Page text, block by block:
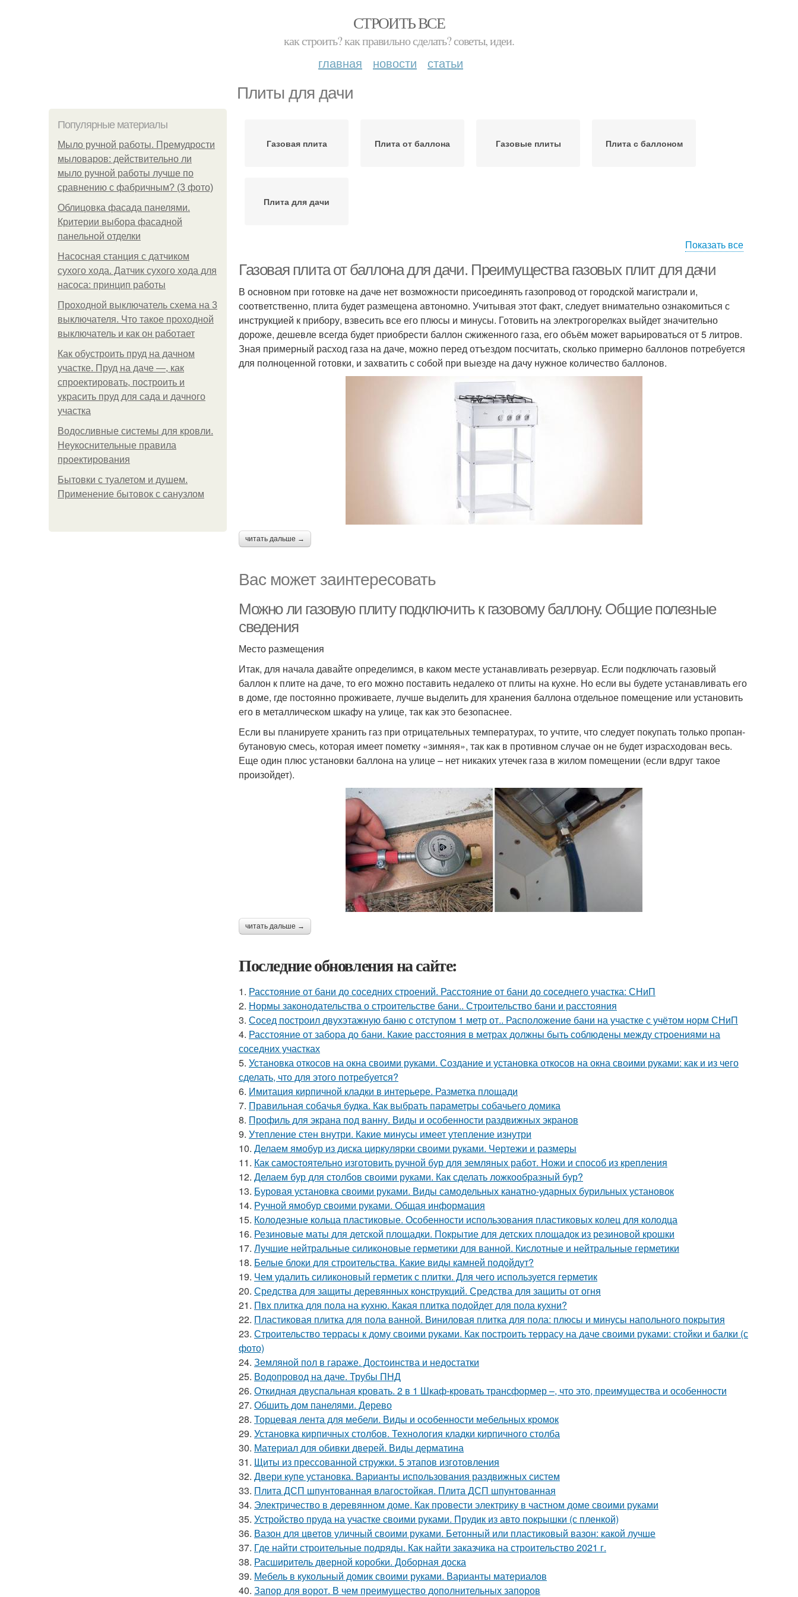
СТРОИТЬ ВСЕ
как строить? как правильно сделать? советы, идеи.
главная новости статьи
Плиты для дачи
Популярные материалы
Мыло ручной работы. Премудрости
мыловаров: действительно ли
мыло ручной работы лучше по
сравнению с фабричным? (3 фото)
Облицовка фасада панелями.
Критерии выбора фасадной
панельной отделки
Насосная станция с датчиком
сухого хода. Датчик сухого хода для
насоса: принцип работы
Проходной выключатель схема на 3
выключателя. Что такое проходной
выключатель и как он работает
Как обустроить пруд на дачном
участке. Пруд на даче —, как
спроектировать, построить и
украсить пруд для сада и дачного
участка
Водосливные системы для кровли.
Неукоснительные правила
проектирования
Бытовки с туалетом и душем.
Применение бытовок с санузлом
Газовая плита Плита от баллона Газовые плиты Плита с баллоном
Плита для дачи
Показать все
Газовая плита от баллона для дачи. Преимущества газовых плит для дачи
В основном при готовке на даче нет возможности присоединять газопровод от городской магистрали и,
соответственно, плита будет размещена автономно. Учитывая этот факт, следует внимательно ознакомиться с
инструкцией к прибору, взвесить все его плюсы и минусы. Готовить на электрогорелках выйдет значительно
дороже, дешевле всегда будет приобрести баллон сжиженного газа, его объём может варьироваться от 5 литров.
Зная примерный расход газа на даче, можно перед отъездом посчитать, сколько примерно баллонов потребуется
для полноценной готовки, и захватить с собой при выезде на дачу нужное количество баллонов.
читать дальше →
Вас может заинтересовать
Можно ли газовую плиту подключить к газовому баллону. Общие полезные
сведения
Место размещения
Итак, для начала давайте определимся, в каком месте устанавливать резервуар. Если подключать газовый
баллон к плите на даче, то его можно поставить недалеко от плиты на кухне. Но если вы будете устанавливать его
в доме, где постоянно проживаете, лучше выделить для хранения баллона отдельное помещение или установить
его в металлическом шкафу на улице, так как это безопаснее.
Если вы планируете хранить газ при отрицательных температурах, то учтите, что следует покупать только пропан-
бутановую смесь, которая имеет пометку «зимняя», так как в противном случае он не будет израсходован весь.
Еще один плюс установки баллона на улице – нет никаких утечек газа в жилом помещении (если вдруг такое
произойдет).
читать дальше →
Последние обновления на сайте:
1. Расстояние от бани до соседних строений. Расстояние от бани до соседнего участка: СНиП
2. Нормы законодательства о строительстве бани.. Строительство бани и расстояния
3. Сосед построил двухэтажную баню с отступом 1 метр от.. Расположение бани на участке с учётом норм СНиП
4. Расстояние от забора до бани. Какие расстояния в метрах должны быть соблюдены между строениями на
соседних участках
5. Установка откосов на окна своими руками. Создание и установка откосов на окна своими руками: как и из чего
сделать, что для этого потребуется?
6. Имитация кирпичной кладки в интерьере. Разметка площади
7. Правильная собачья будка. Как выбрать параметры собачьего домика
8. Профиль для экрана под ванну. Виды и особенности раздвижных экранов
9. Утепление стен внутри. Какие минусы имеет утепление изнутри
10. Делаем ямобур из диска циркулярки своими руками. Чертежи и размеры
11. Как самостоятельно изготовить ручной бур для земляных работ. Ножи и способ из крепления
12. Делаем бур для столбов своими руками. Как сделать ложкообразный бур?
13. Буровая установка своими руками. Виды самодельных канатно-ударных бурильных установок
14. Ручной ямобур своими руками. Общая информация
15. Колодезные кольца пластиковые. Особенности использования пластиковых колец для колодца
16. Резиновые маты для детской площадки. Покрытие для детских площадок из резиновой крошки
17. Лучшие нейтральные силиконовые герметики для ванной. Кислотные и нейтральные герметики
18. Белые блоки для строительства. Какие виды камней подойдут?
19. Чем удалить силиконовый герметик с плитки. Для чего используется герметик
20. Средства для защиты деревянных конструкций. Средства для защиты от огня
21. Пвх плитка для пола на кухню. Какая плитка подойдет для пола кухни?
22. Пластиковая плитка для пола ванной. Виниловая плитка для пола: плюсы и минусы напольного покрытия
23. Строительство террасы к дому своими руками. Как построить террасу на даче своими руками: стойки и балки (с
фото)
24. Земляной пол в гараже. Достоинства и недостатки
25. Водопровод на даче. Трубы ПНД
26. Откидная двуспальная кровать. 2 в 1 Шкаф-кровать трансформер –, что это, преимущества и особенности
27. Обшить дом панелями. Дерево
28. Торцевая лента для мебели. Виды и особенности мебельных кромок
29. Установка кирпичных столбов. Технология кладки кирпичного столба
30. Материал для обивки дверей. Виды дерматина
31. Щиты из прессованной стружки. 5 этапов изготовления
32. Двери купе установка. Варианты использования раздвижных систем
33. Плита ДСП шпунтованная влагостойкая. Плита ДСП шпунтованная
34. Электричество в деревянном доме. Как провести электрику в частном доме своими руками
35. Устройство пруда на участке своими руками. Прудик из авто покрышки (с пленкой)
36. Вазон для цветов уличный своими руками. Бетонный или пластиковый вазон: какой лучше
37. Где найти строительные подряды. Как найти заказчика на строительство 2021 г.
38. Расширитель дверной коробки. Доборная доска
39. Мебель в кукольный домик своими руками. Варианты материалов
40. Запор для ворот. В чем преимущество дополнительных запоров